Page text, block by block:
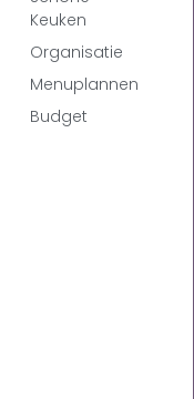
Keuken
Organisatie
Menuplannen
Budget